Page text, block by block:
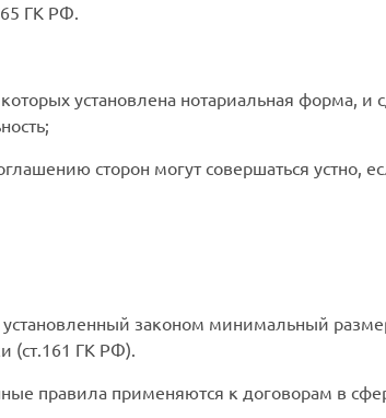
ГК РФ.
установлена нотариальная форма, и
сторон могут совершаться устно,
законом минимальный
(ст.161 ГК РФ).
правила применяются к договорам в